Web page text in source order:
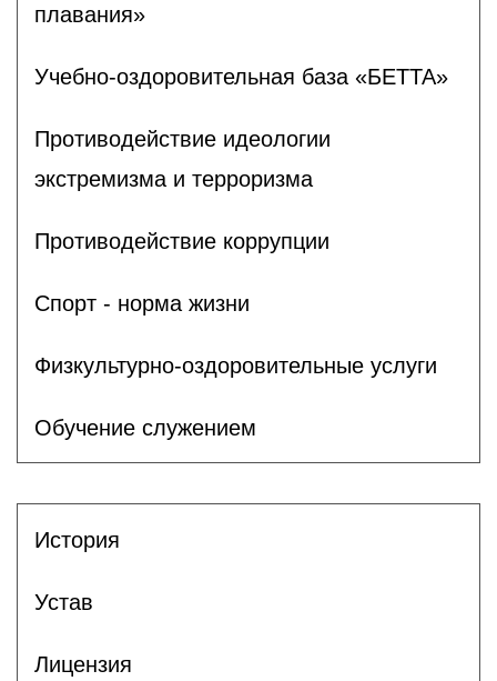
плавания»
Учебно-оздоровительная база «БЕТТА»
Противодействие идеологии
экстремизма и терроризма
Противодействие коррупции
Спорт - норма жизни
Физкультурно-оздоровительные услуги
Обучение служением
История
Устав
Лицензия